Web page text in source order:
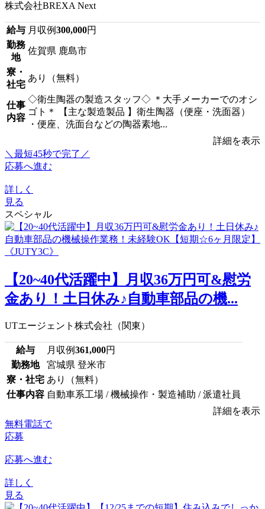
株式会社BREXA Next
給与 月収例300,000円
勤務
地
佐賀県 鹿島市
寮・
社宅
あり（無料）
仕事
内容
◇衛生陶器の製造スタッフ◇ ＊大手メーカーでのオシ
ゴト＊ 【主な製造製品 】衛生陶器（便座・洗面器）
・便座、洗面台などの陶器素地...
詳細を表示
＼最短45秒で完了／
応募へ進む
詳しく
見る
スペシャル
【20~40代活躍中】月収36万円可&慰労
金あり！土日休み♪自動車部品の機...
UTエージェント株式会社（関東）
給与 月収例361,000円
勤務地
宮城県 登米市
寮・社宅 あり（無料）
仕事内容 自動車系工場 / 機械操作・製造補助 / 派遣社員
詳細を表示
無料電話で
応募
応募へ進む
詳しく
見る